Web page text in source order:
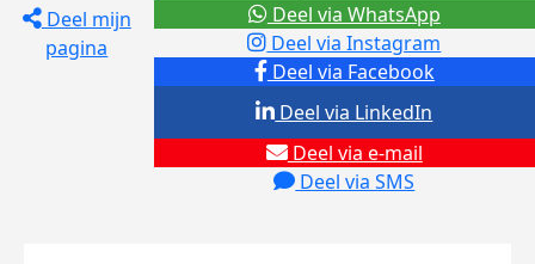
Deel mijn
pagina
Deel via Facebook
Deel via Instagram
Deel via e-mail
Deel via SMS
Deel via LinkedIn
Deel via WhatsApp